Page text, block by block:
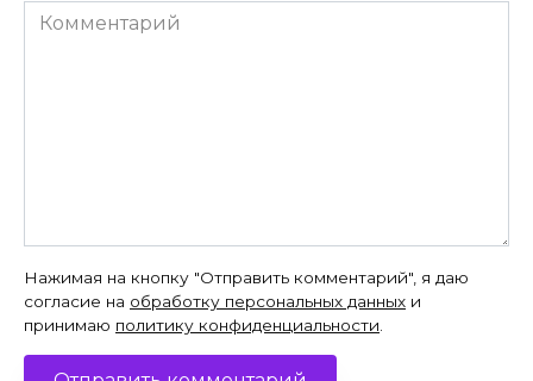
Комментарий
Нажимая на кнопку "Отправить комментарий", я даю
согласие на обработку персональных данных и
принимаю политику конфиденциальности